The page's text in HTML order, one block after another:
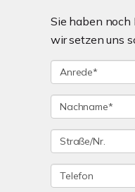
Sie haben noch
wir setzen uns